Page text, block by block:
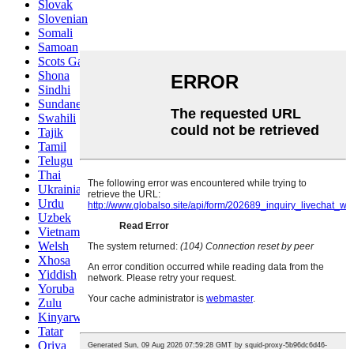
Slovak
Slovenian
Somali
Samoan
Scots Gaelic
Shona
Sindhi
Sundanese
Swahili
Tajik
Tamil
Telugu
Thai
Ukrainian
Urdu
Uzbek
Vietnamese
Welsh
Xhosa
Yiddish
Yoruba
Zulu
Kinyarwanda
Tatar
Oriya